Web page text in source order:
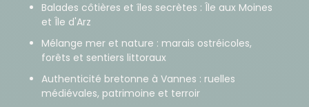
Balades côtières et îles secrètes : Île aux Moines
et Île d'Arz
Mélange mer et nature : marais ostréicoles,
forêts et sentiers littoraux
Authenticité bretonne à Vannes : ruelles
médiévales, patrimoine et terroir